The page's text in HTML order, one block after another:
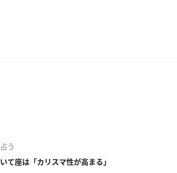
占う
いて座は「カリスマ性が高まる」